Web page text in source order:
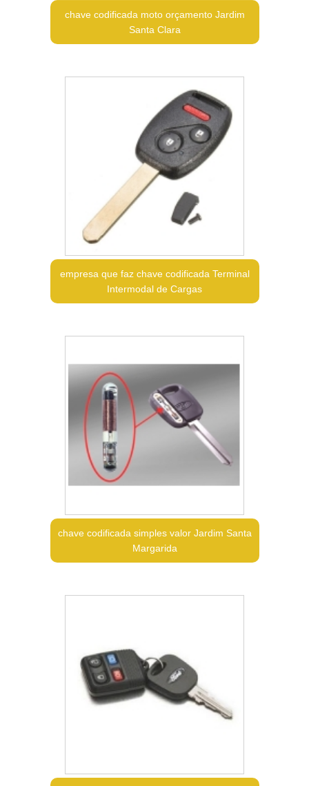
chave codificada moto orçamento Jardim
Santa Clara
empresa que faz chave codificada Terminal
Intermodal de Cargas
chave codificada simples valor Jardim Santa
Margarida